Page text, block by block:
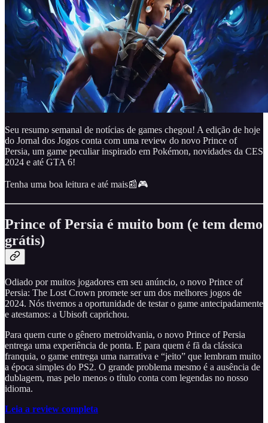
Seu resumo semanal de notícias de games chegou! A edição de hoje
do Jornal dos Jogos conta com uma review do novo Prince of
Persia, um game peculiar inspirado em Pokémon, novidades da CES
2024 e até GTA 6!
Tenha uma boa leitura e até mais📰🎮
Prince of Persia é muito bom (e tem demo
grátis)
Odiado por muitos jogadores em seu anúncio, o novo Prince of
Persia: The Lost Crown promete ser um dos melhores jogos de
2024. Nós tivemos a oportunidade de testar o game antecipadamente
e atestamos: a Ubisoft caprichou.
Para quem curte o gênero metroidvania, o novo Prince of Persia
entrega uma experiência de ponta. E para quem é fã da clássica
franquia, o game entrega uma narrativa e “jeito” que lembram muito
a época simples do PS2. O grande problema mesmo é a ausência de
dublagem, mas pelo menos o título conta com legendas no nosso
idioma.
Leia a review completa